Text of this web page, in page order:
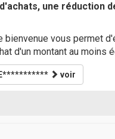
une réduction
bienvenue vous permet
d'un montant au moins
voir